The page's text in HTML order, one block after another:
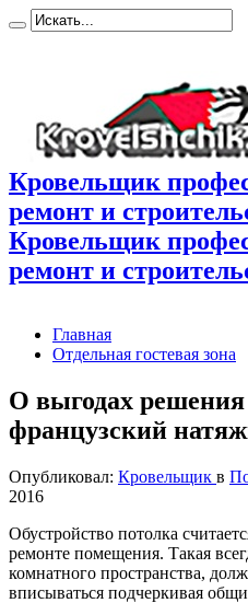
Кровельщик
ремонт и
Кровельщик
ремонт и
Главная
Отдельная гостевая зона
О выгодах решения
французский
Опубликовал: Кровельщик в
2016
Обустройство потолка
ремонте помещения. Такая
комнатного пространства,
вписываться подчеркивая